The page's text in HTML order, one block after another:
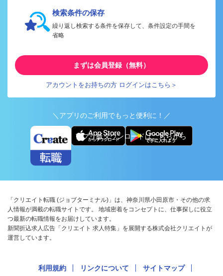
検索条件の保存
繰り返し検索する条件を保存して、条件設定の手間を
省略
まずは会員登録（無料）
アカウントをお持ちの方 ログインはこちら＞
＼アプリのご利用でもっと便利に！／
アプリ版ダウンロードはこちらから
「クリエイト転職 (ジョブターミナル)」は、神奈川県小田原市・その他の求
人情報が満載の転職サイトです。 地域密着をコンセプトに、仕事探しに役立
つ最新の転職情報をお届けしています。
新聞折込求人広告「クリエイト 求人特集」を展開する株式会社クリエイトが
運営しています。
利用規約 リンクについて サイトマップ